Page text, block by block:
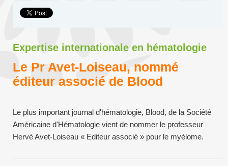
Expertise internationale en hématologie
Le Pr Avet-Loiseau, nommé
éditeur associé de Blood
Le plus important journal d'hématologie, Blood, de la Société
Américaine d'Hématologie vient de nommer le professeur
Hervé Avet-Loiseau « Editeur associé » pour le myélome.